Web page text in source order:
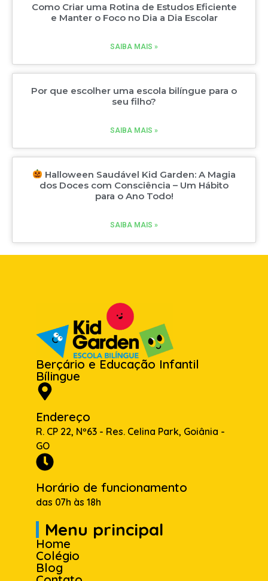
Como Criar uma Rotina de Estudos Eficiente
e Manter o Foco no Dia a Dia Escolar
SAIBA MAIS »
Por que escolher uma escola bilíngue para o
seu filho?
SAIBA MAIS »
Halloween Saudável Kid Garden: A Magia
dos Doces com Consciência – Um Hábito
para o Ano Todo!
SAIBA MAIS »
Berçário e Educação Infantil
Bílingue
Endereço
R. CP 22, Nº63 - Res. Celina Park, Goiânia -
GO
Horário de funcionamento
das 07h às 18h
Menu principal
Home
Colégio
Blog